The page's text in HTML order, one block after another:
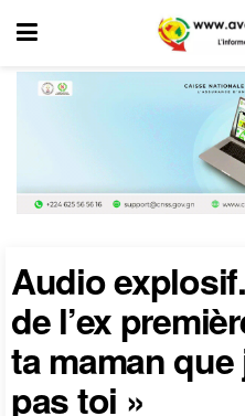
Audio
de l’ex
ta maman que
pas toi »